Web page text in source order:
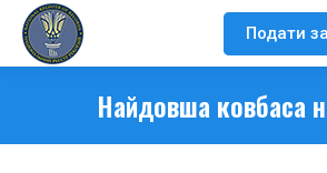
Подати
Найдовша ковбаса